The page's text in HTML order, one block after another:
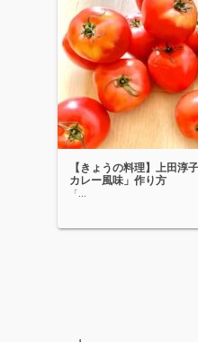
【きょうの料理】上田淳
カレー風味」作り方
「...